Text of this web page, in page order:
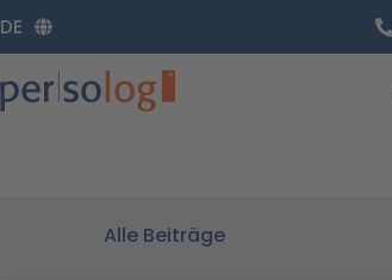
Inhalt
springen
DE
Alle Beiträge